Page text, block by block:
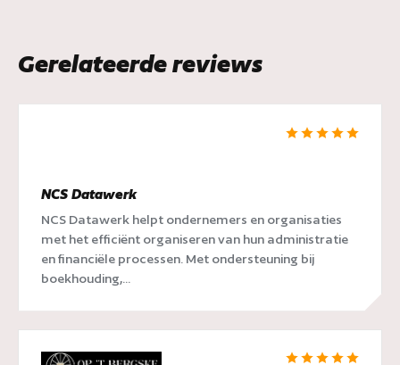
Gerelateerde reviews
NCS Datawerk
NCS Datawerk helpt ondernemers en organisaties
met het efficiënt organiseren van hun administratie
en financiële processen. Met ondersteuning bij
boekhouding,...